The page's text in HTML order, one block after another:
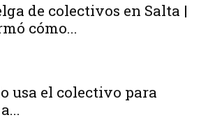
de colectivos en Salta |
cómo...
usa el colectivo para